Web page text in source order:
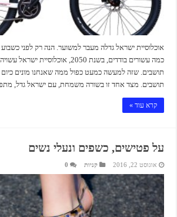
אוכלוסיית ישראל גדלה מעבר למשוער. הנה רק לפני
תושבים. מצד אחד זו בשורה משמחת, עם ישראל גדל,
קרא עוד »
על פטישים, כשפים ונעלי נשים
אוגוסט 22, 2016 קניות 0